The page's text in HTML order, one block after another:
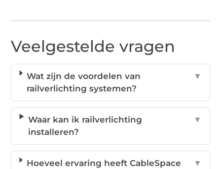
Veelgestelde vragen
Wat zijn de voordelen van
railverlichting systemen?
▼
Waar kan ik railverlichting
installeren?
▼
Hoeveel ervaring heeft CableSpace
▼